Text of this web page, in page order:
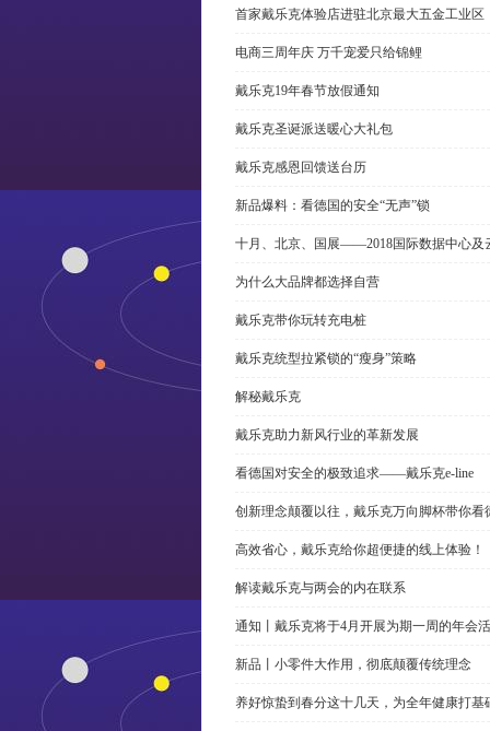
首家戴乐克体验店进驻北京最大五金工业区
电商三周年庆 万千宠爱只给锦鲤
戴乐克19年春节放假通知
戴乐克圣诞派送暖心大礼包
戴乐克感恩回馈送台历
新品爆料：看德国的安全“无声”锁
十月、北京、国展——2018国际数据中心及
为什么大品牌都选择自营
戴乐克带你玩转充电桩
戴乐克统型拉紧锁的“瘦身”策略
解秘戴乐克
戴乐克助力新风行业的革新发展
看德国对安全的极致追求——戴乐克e-line
创新理念颠覆以往，戴乐克万向脚杯带你看
高效省心，戴乐克给你超便捷的线上体验！
解读戴乐克与两会的内在联系
通知丨戴乐克将于4月开展为期一周的年会
新品丨小零件大作用，彻底颠覆传统理念
养好惊蛰到春分这十几天，为全年健康打基